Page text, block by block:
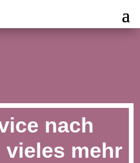
nach
vieles mehr